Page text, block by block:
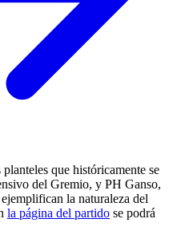
que históricamente se
del Gremio, y PH Ganso,
la naturaleza del
la página del partido se podrá